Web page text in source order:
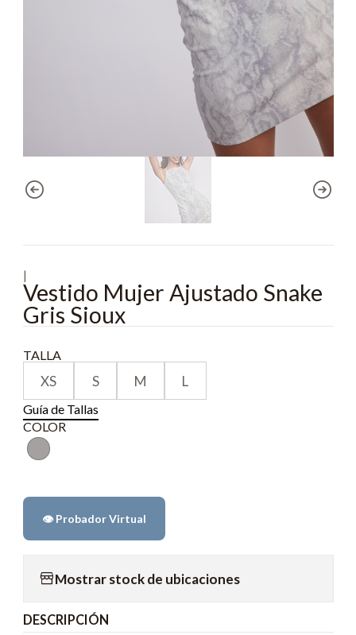
|
Vestido Mujer Ajustado Snake
Gris Sioux
TALLA
XS S M L
Guía de Tallas
COLOR
👁️ Probador Virtual
Mostrar stock de ubicaciones
DESCRIPCIÓN